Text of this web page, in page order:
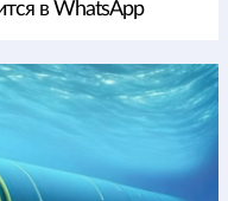
в WhatsApp